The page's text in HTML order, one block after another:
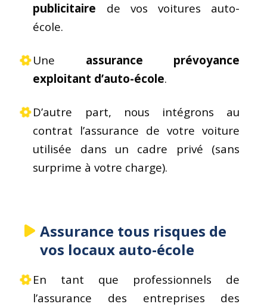
publicitaire de vos voitures auto-
école.
Une assurance prévoyance
exploitant d’auto-école.
D’autre part, nous intégrons au
contrat l’assurance de votre voiture
utilisée dans un cadre privé (sans
surprime à votre charge).
Assurance tous risques de
vos locaux auto-école
En tant que professionnels de
l’assurance des entreprises des